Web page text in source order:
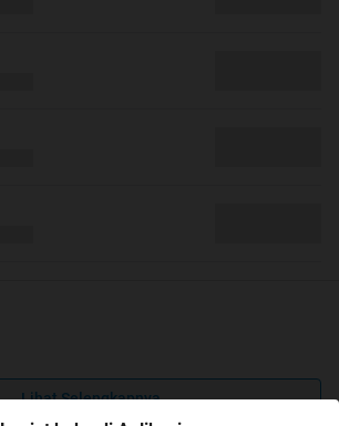
Lihat Selengkapnya